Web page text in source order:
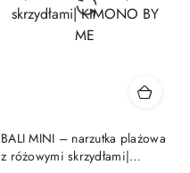
BALI MINI – narzutka plażowa
z różowymi skrzydłami|